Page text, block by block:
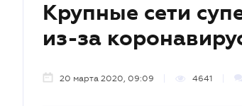
Крупные сети
из-за
20 марта 2020, 09:09 4641